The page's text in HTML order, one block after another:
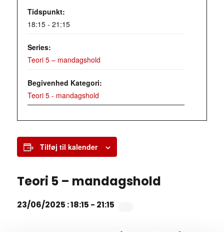
Tidspunkt:
18:15 - 21:15
Series:
Teori 5 – mandagshold
Begivenhed Kategori:
Teori 5 - mandagshold
Tilføj til kalender
Teori 5 – mandagshold
23/06/2025 : 18:15 - 21:15